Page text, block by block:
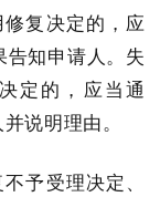
复决定的，应
告知申请人。失
定的，应当通
说明理由。
予受理决定 、